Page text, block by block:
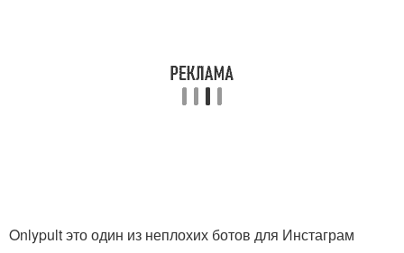
Onlypult это один из неплохих ботов для Инстаграм